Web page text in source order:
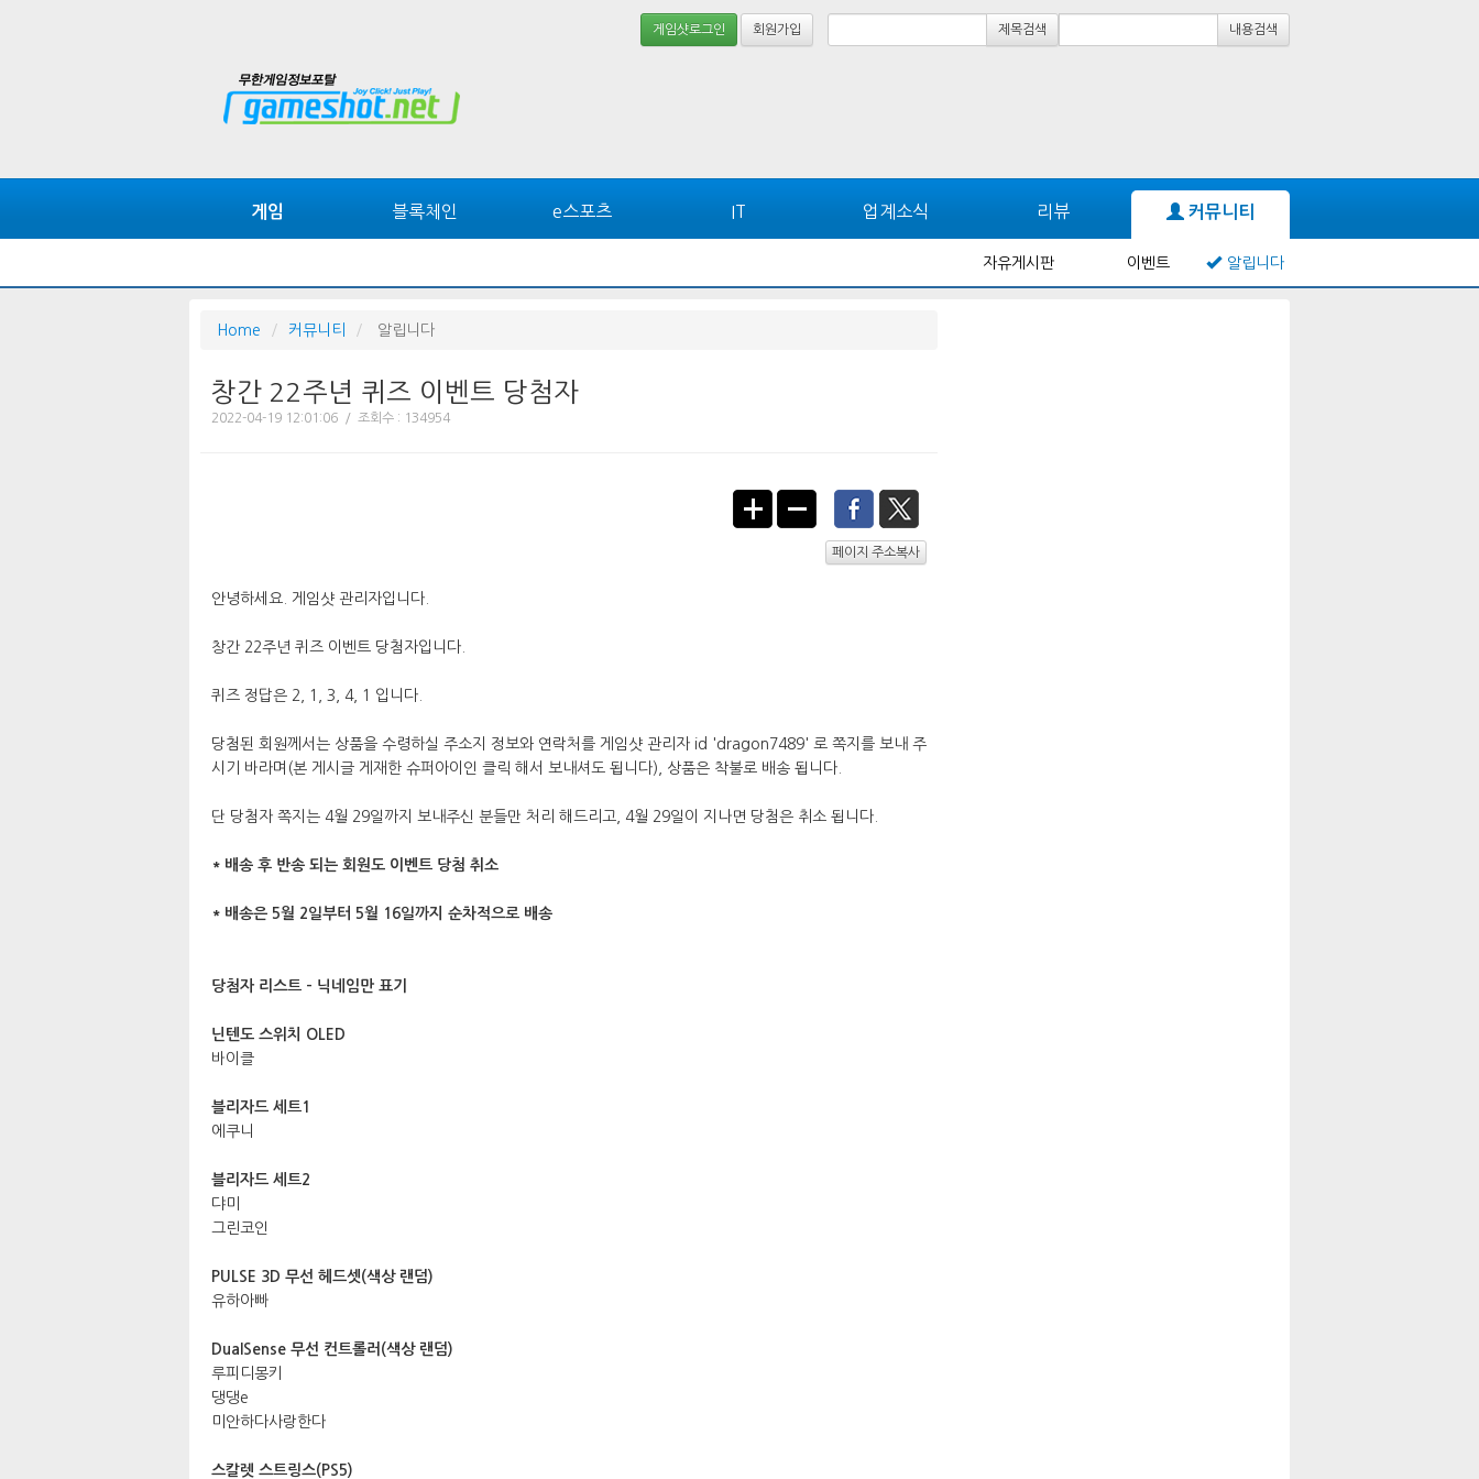
게임샷로그인 회원가입 제목검색 내용검색
게임 블록체인 e스포츠 IT 업계소식 리뷰 커뮤니티
자유게시판 이벤트 알립니다
Home 커뮤니티 알립니다
창간 22주년 퀴즈 이벤트 당첨자
2022-04-19 12:01:06 / 조회수 : 134954
페이지 주소복사
안녕하세요. 게임샷 관리자입니다.
창간 22주년 퀴즈 이벤트 당첨자입니다.
퀴즈 정답은 2, 1, 3, 4, 1 입니다.
당첨된 회원께서는 상품을 수령하실 주소지 정보와 연락처를 게임샷 관리자 id 'dragon7489' 로 쪽지를 보내 주
시기 바라며(본 게시글 게재한 슈퍼아이인 클릭 해서 보내셔도 됩니다), 상품은 착불로 배송 됩니다.
단 당첨자 쪽지는 4월 29일까지 보내주신 분들만 처리 해드리고, 4월 29일이 지나면 당첨은 취소 됩니다.
* 배송 후 반송 되는 회원도 이벤트 당첨 취소
* 배송은 5월 2일부터 5월 16일까지 순차적으로 배송
당첨자 리스트 - 닉네임만 표기
닌텐도 스위치 OLED
바이클
블리자드 세트1
에쿠니
블리자드 세트2
댜미
그린코인
PULSE 3D 무선 헤드셋(색상 랜덤)
유하아빠
DualSense 무선 컨트롤러(색상 랜덤)
루피디몽키
댕댕e
미안하다사랑한다
스칼렛 스트링스(PS5)